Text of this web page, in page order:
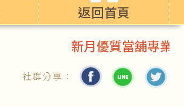
返回首頁
新月優質當舖專業辦
社群分享：